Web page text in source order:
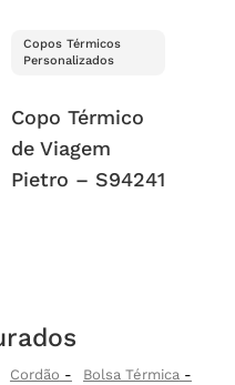
Copos Térmicos
Personalizados
Copo Térmico
de Viagem
Pietro – S94241
Cordão
Bolsa Térmica